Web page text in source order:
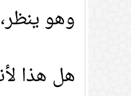
وهو
هل هذا